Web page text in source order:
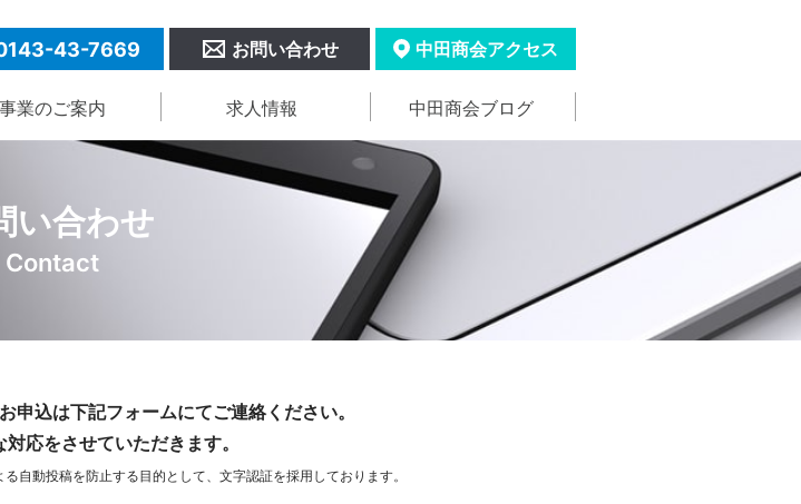
43-7669 お問い合わせ 中田商会アクセス
事業のご案内 求人情報 中田商会ブログ
い合わせ
Contact
申込は下記フォームにてご連絡ください。
応をさせていただきます。
自動投稿を防止する目的として、 文字認証を採用しております。